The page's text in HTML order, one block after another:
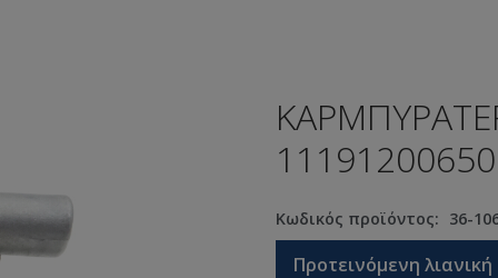
11191200650
Κωδικός προϊόντος: 36-
Προτεινόμενη